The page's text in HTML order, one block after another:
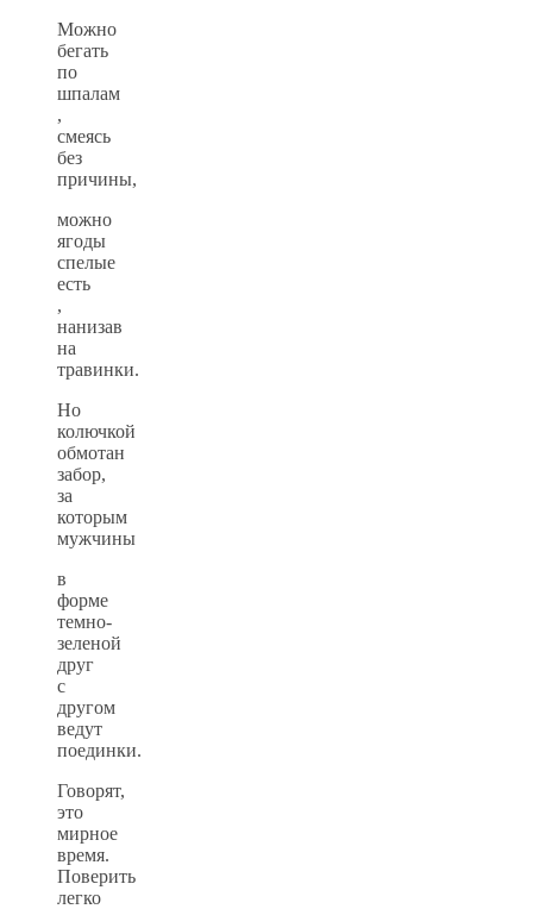
Можно
бегать
по
шпалам
,
смеясь
без
причины,
можно
ягоды
спелые
есть
,
нанизав
на
травинки.
Но
колючкой
обмотан
забор,
за
которым
мужчины
в
форме
темно-
зеленой
друг
с
другом
ведут
поединки.
Говорят,
это
мирное
время.
Поверить
легко